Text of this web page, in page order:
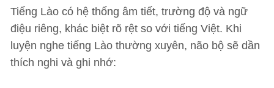
Tiếng Lào có hệ thống âm tiết, trường độ và ngữ
điệu riêng, khác biệt rõ rệt so với tiếng Việt. Khi
luyện nghe tiếng Lào thường xuyên, não bộ sẽ dần
thích nghi và ghi nhớ: